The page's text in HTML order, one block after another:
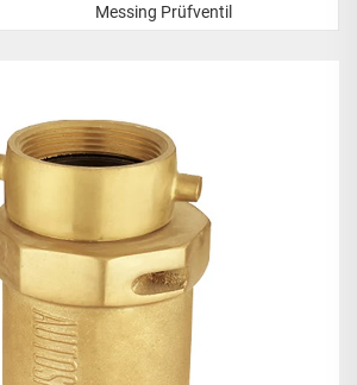
Messing Prüfventil